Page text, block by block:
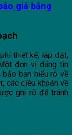
giá bảng
thiết kế, lắp đặt,
đơn vị đáng tin
bạn hiểu rõ về
các điều khoản về
ghi rõ để tránh